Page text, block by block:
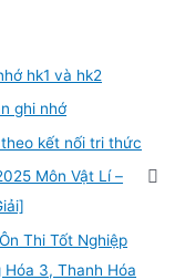
hk1 và hk2
ghi nhớ
kết nối tri thức
Môn Vật Lí –
Thi Tốt Nghiệp
3, Thanh Hóa